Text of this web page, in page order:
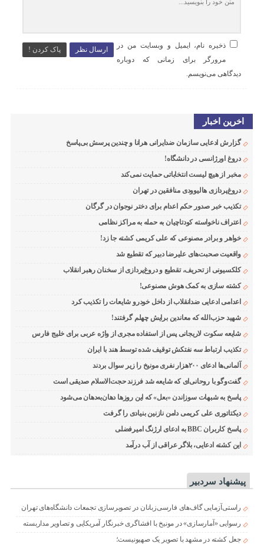
ارسال نظر پاک کردن !
ذخیره نام، ایمیل و وبسایت من در
مرورگر برای زمانی که دوباره
دیدگاهی می‌نویسم.
اخرین اخبار
گزارش ادعایی سازمان ضدایرانی هرانا و چندین پرسش بی‌پاسخ
دروغ اورژانسی در دانشگاه!
مخبر از هیچ لیست انتخاباتی حمایت نمی‌کند
دروغ‌پردازی هالیوودی منافقین در تهران
تکذیب خبر صدور حکم اعدام برای دختر نوجوان در گرگان
اعتراف ناخواسته کودتاچیان به حمله به مراکز نظامی
خواهر و برادر مصنوعی که علی کریمی کشته جا زد!
واقعیت صحبت‌های علیرضا دبیر که تقطیع شد
کلکسیونی از تحریف، تقطیع و دروغ‌پردازی از سخنان رهبر انقلاب
کشته سازی به کمک هوش مصنوعی!
اعدامی ادعایی ضدانقلاب از داخل خودرو شایعات را تکذیب کرد
شهید حزب‌الله که معاندین برایش چهلم گرفتند!
شایعه سکوت لاریجانی پس از استفاده مجری از واژه عربی برای خلیج فارس
تکذیب ارتباط سه نفتکش توقیف شده توسط هند با ایران
آلمانی‌ها ادعای ۲۰۰هزار نفری مونیخ را زیر سوال بردند
گفت‌وگو با روحانی‌ای که شایعه شد فرزند حجت‌الاسلام صدیقی است
پاسخ به شبهات سوزاندن «بعل» که این روزها دهان‌به‌دهان می‌شود
دیکتاتوری علی کریمی دامن نازنین بنیادی را گرفت
پاسخ کاربران BBC به ادعای ارژنگ امیرفضلی
این کشته ادعایی، بلاگر عراقی از آب درآمد
پیشنهاد سردبیر
راستی‌آزمایی گاف‌های فارسی‌زبانان در تصویرسازی تجمعات دانشگاه‌های تهران
رسوایی «آمارسازی» در مونیخ با افشاگری خبرنگار آمریکایی و تصاویر مداربسته
جعل کشته در مشهد با تصویر یک صهیونیست؛